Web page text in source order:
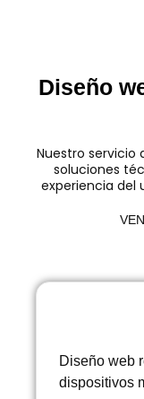
Diseño
Nuestro servicio
soluciones
experiencia del
Diseño web
dispositivos